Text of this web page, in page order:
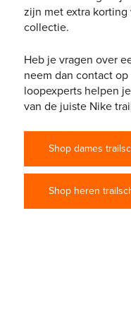
zijn met extra
collectie.
Heb je vragen over
neem dan contact
loopexperts helpen
van de juiste Nike
Shop dames
Shop heren